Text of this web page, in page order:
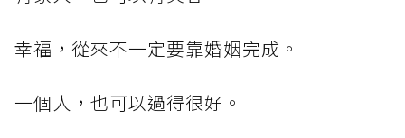
幸福，從來不一定要靠婚姻完成。
一個人，也可以過得很好。